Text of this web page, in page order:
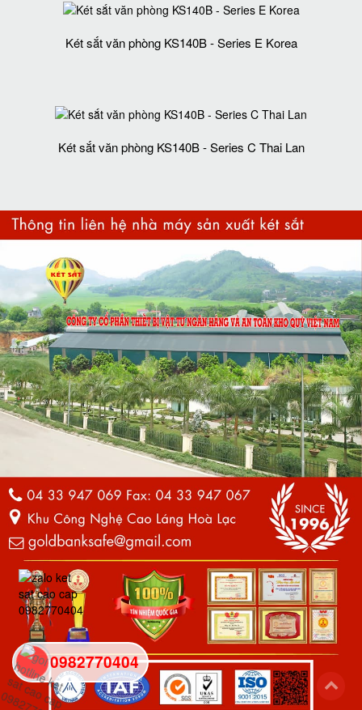
Két sắt văn phòng KS140B - Series E Korea
Két sắt văn phòng KS140B - Series C Thai Lan
0982770404